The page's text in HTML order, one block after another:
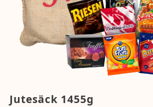
Jutesäck 1455g